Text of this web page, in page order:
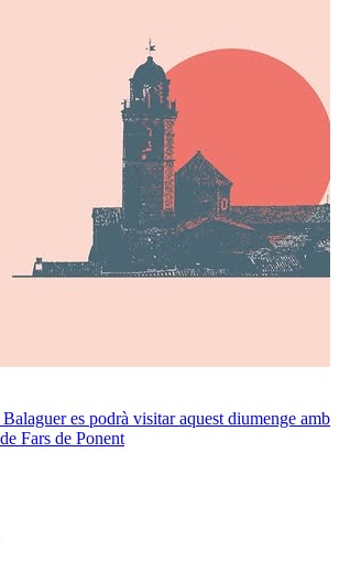
es podrà visitar aquest diumenge amb
Fars de Ponent